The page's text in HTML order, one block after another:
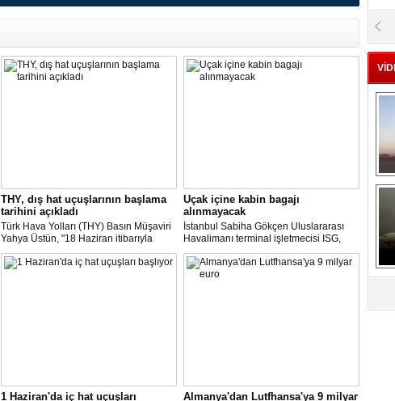
THY, dış hat uçuşlarının başlama
tarihini açıkladı
Türk Hava Yolları (THY) Basın Müşaviri
Yahya Üstün, "18 Haziran itibarıyla
Avrupa’daki 16 şehirden Anadolu’daki
14 noktaya direkt uçmaya başlayacağız"
Uçak içine kabin bagajı
alınmayacak
İstanbul Sabiha Gökçen Uluslararası
Havalimanı terminal işletmecisi ISG,
yarın başlayacak iç hat uçuşlarında
uçak içerisine kabin bagajı kabul
edilmeyeceğini duyurdu.
1 Haziran'da iç hat uçuşları
Almanya'dan Lutfhansa'ya 9 milyar